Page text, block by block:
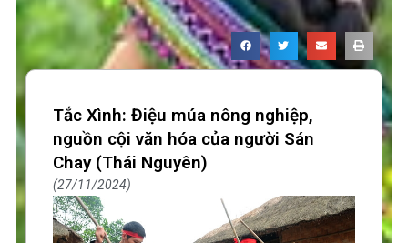
Tắc Xình: Điệu múa nông nghiệp,
nguồn cội văn hóa của người Sán
Chay (Thái Nguyên)
27/11/2024